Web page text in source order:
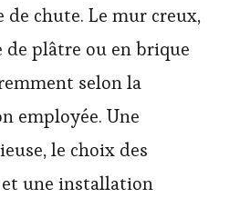
de chute. Le mur creux,
de plâtre ou en brique
selon la
employée. Une
le choix des
une installation